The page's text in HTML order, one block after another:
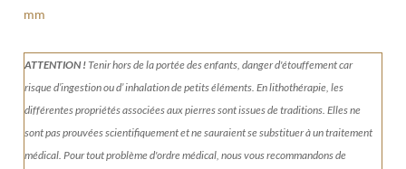
mm
ATTENTION !Tenirhors de la portée des enfants, danger d'étouffement car
risque d’ingestion ou d’ inhalation de petits éléments.En lithothérapie, les
différentes propriétés associées aux pierres sont issues de traditions. Elles ne
sont pas prouvées scientifiquement et ne sauraient se substituer à un traitement
médical. Pour tout problème d'ordre médical, nous vous recommandons de